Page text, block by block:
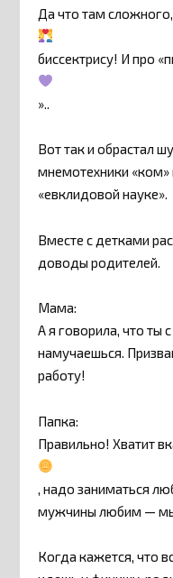
Да что там
биссектрису! И про
»..
Вот так и обрастал
мнемотехники
«евклидовой науке».
Вместе с детками
доводы родителей.
Мама:
А я говорила, что ты
намучаешься.
работу!
Папка:
Правильно! Хватит
, надо заниматься
мужчины любим —
Когда кажется, что